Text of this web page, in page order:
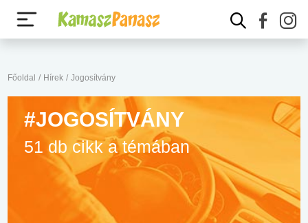
Főoldal / Hírek / Jogosítvány
#JOGOSÍTVÁNY
51 db cikk a témában